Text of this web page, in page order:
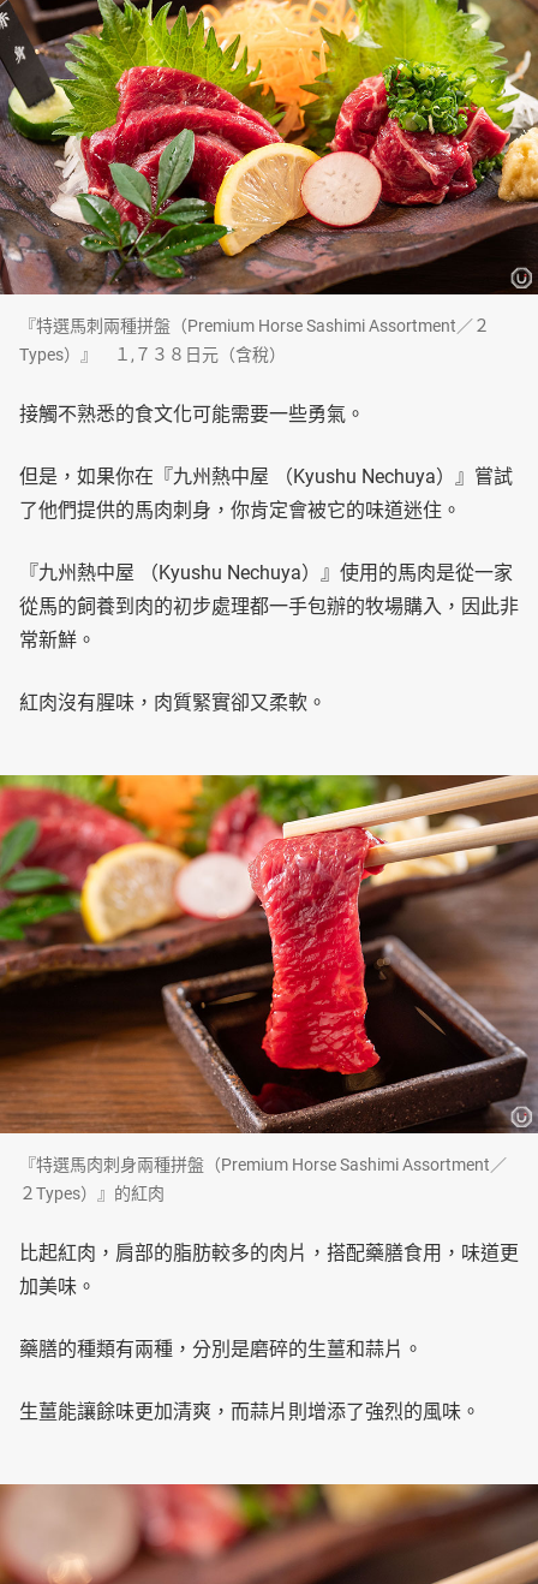
『特選馬刺兩種拼盤（Premium Horse Sashimi Assortment／２
Types）』 １,７３８日元（含稅）
接觸不熟悉的食文化可能需要一些勇氣。
但是，如果你在『九州熱中屋 （Kyushu Nechuya）』嘗試
了他們提供的馬肉刺身，你肯定會被它的味道迷住。
『九州熱中屋 （Kyushu Nechuya）』使用的馬肉是從一家
從馬的飼養到肉的初步處理都一手包辦的牧場購入，因此非
常新鮮。
紅肉沒有腥味，肉質緊實卻又柔軟。
『特選馬肉刺身兩種拼盤（Premium Horse Sashimi Assortment／
２Types）』的紅肉
比起紅肉，肩部的脂肪較多的肉片，搭配藥膳食用，味道更
加美味。
藥膳的種類有兩種，分別是磨碎的生薑和蒜片。
生薑能讓餘味更加清爽，而蒜片則增添了強烈的風味。